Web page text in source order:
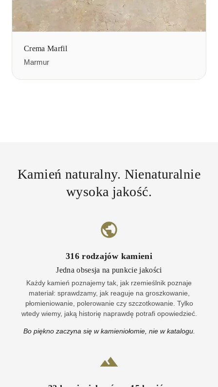
Crema Marfil
Marmur
Kamień naturalny. Nienaturalnie
wysoka jakość.
316 rodzajów kamieni
Jedna obsesja na punkcie jakości
Każdy kamień poznajemy tak, jak rzemieślnik poznaje
materiał: sprawdzamy, jak reaguje na groszkowanie,
płomieniowanie, polerowanie czy szczotkowanie. Tylko
wtedy wiemy, jaką historię naprawdę potrafi opowiedzieć.
Bo piękno zaczyna się w kamieniołomie, nie w katalogu.